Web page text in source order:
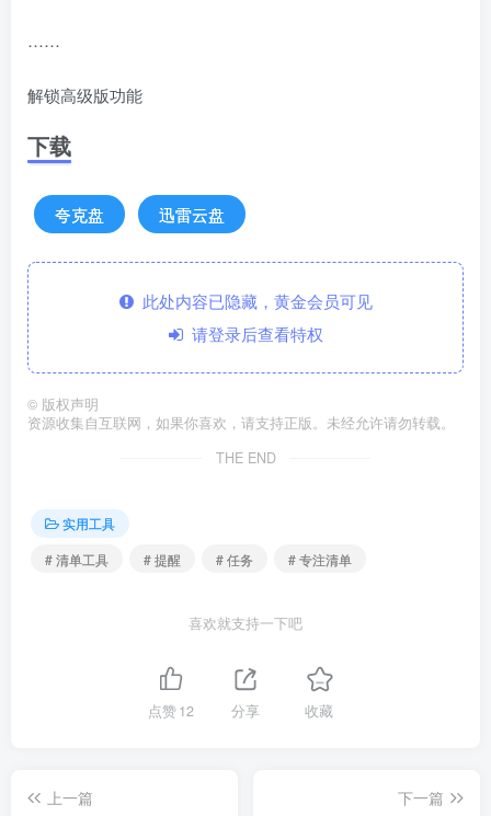
……
解锁高级版功能
下载
夸克盘 迅雷云盘
此处内容已隐藏，黄金会员可见
请登录后查看特权
© 版权声明
资源收集自互联网，如果你喜欢，请支持正版。未经允许请勿转载。
THE END
实用工具
# 清单工具
# 提醒 # 任务 # 专注清单
喜欢就支持一下吧
点赞12 分享 收藏
上一篇
下一篇